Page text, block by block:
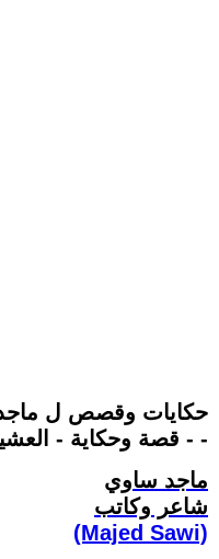
حكايات وقصص ل ماجد
- قصة وحكاية - العشيق الاسمر -
ماجد ساوي
شاعر وكاتب
(Majed Sawi)